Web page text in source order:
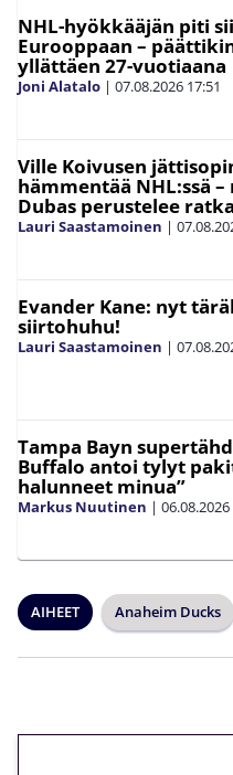
NHL-hyökkääjän piti
Eurooppaan –
yllättäen 27-vuotiaana
Joni Alatalo | 07.08.2026 17:51
Ville Koivusen
hämmentää NHL:ssä –
Dubas perustelee
Lauri Saastamoinen |
Evander Kane: nyt
siirtohuhu!
Lauri Saastamoinen |
Tampa Bayn
Buffalo antoi tylyt
halunneet minua”
Markus Nuutinen | 06.08.2026
AIHEET Anaheim Ducks